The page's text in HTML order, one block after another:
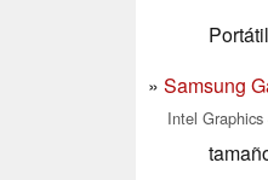
Samsung
Intel